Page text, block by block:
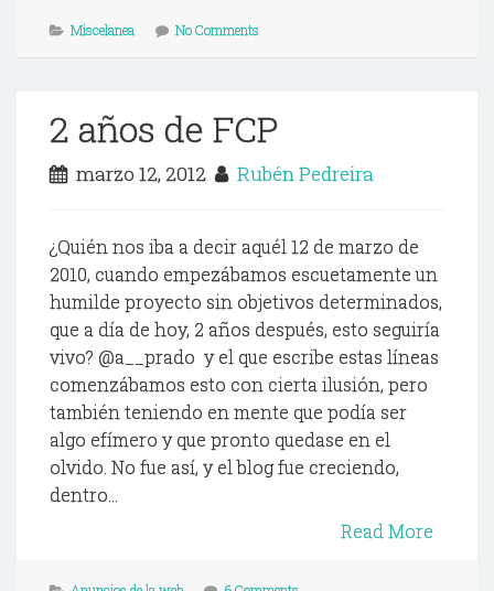
Miscelanea No Comments
2 años de FCP
marzo 12, 2012 Rubén Pedreira
¿Quién nos iba a decir aquél 12 de marzo de
2010, cuando empezábamos escuetamente un
humilde proyecto sin objetivos determinados,
que a día de hoy, 2 años después, esto seguiría
vivo? @a__prado y el que escribe estas líneas
comenzábamos esto con cierta ilusión, pero
también teniendo en mente que podía ser
algo efímero y que pronto quedase en el
olvido. No fue así, y el blog fue creciendo,
dentro...
Read More